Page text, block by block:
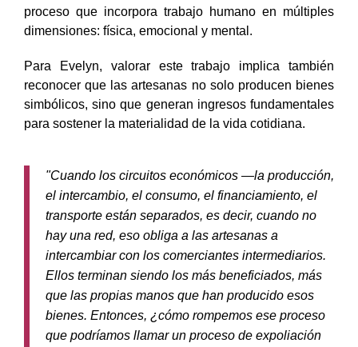
proceso que incorpora trabajo humano en múltiples
dimensiones: física, emocional y mental.
Para Evelyn, valorar este trabajo implica también
reconocer que las artesanas no solo producen bienes
simbólicos, sino que generan ingresos fundamentales
para sostener la materialidad de la vida cotidiana.
"Cuando los circuitos económicos —la producción,
el intercambio, el consumo, el financiamiento, el
transporte están separados, es decir, cuando no
hay una red, eso obliga a las artesanas a
intercambiar con los comerciantes intermediarios.
Ellos terminan siendo los más beneficiados, más
que las propias manos que han producido esos
bienes. Entonces, ¿cómo rompemos ese proceso
que podríamos llamar un proceso de expoliación